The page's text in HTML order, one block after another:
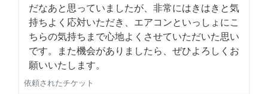
だなあと思っていましたが、非常にはきはきと気
持ちよく応対いただき、エアコンといっしょにこ
ちらの気持ちまで心地よくさせていただいた思い
です。また機会がありましたら、ぜひよろしくお
願いいたします。
依頼されたチケット